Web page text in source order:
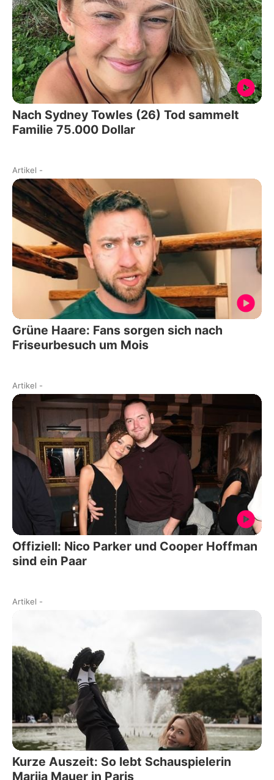
Nach Sydney Towles (26) Tod sammelt
Familie 75.000 Dollar
Artikel -
Grüne Haare: Fans sorgen sich nach
Friseurbesuch um Mois
Artikel -
Offiziell: Nico Parker und Cooper Hoffman
sind ein Paar
Artikel -
Kurze Auszeit: So lebt Schauspielerin
Marija Mauer in Paris